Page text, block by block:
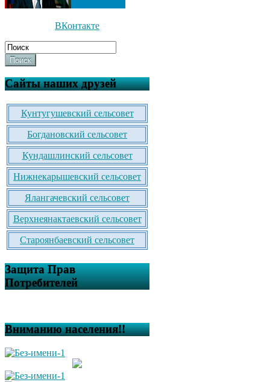
ВКонтакте
Поиск
Сайты наших друзей
Кунтугушевский сельсовет
Богдановский сельсовет
Кундашлинский сельсовет
Нижнекарышевский сельсовет
Ялангачевский сельсовет
Верхнеянактаевский сельсовет
Староянбаевский сельсовет
Защита Прав
Потребителей
Вниманию населения!!